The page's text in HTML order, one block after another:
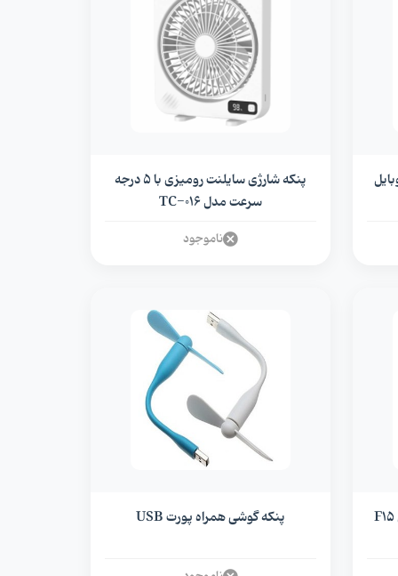
پنکه شارژی سایلنت رومیزی با 5 درجه
سرعت مدل TC-016
ناموجود
پنکه گوشی همراه پورت USB